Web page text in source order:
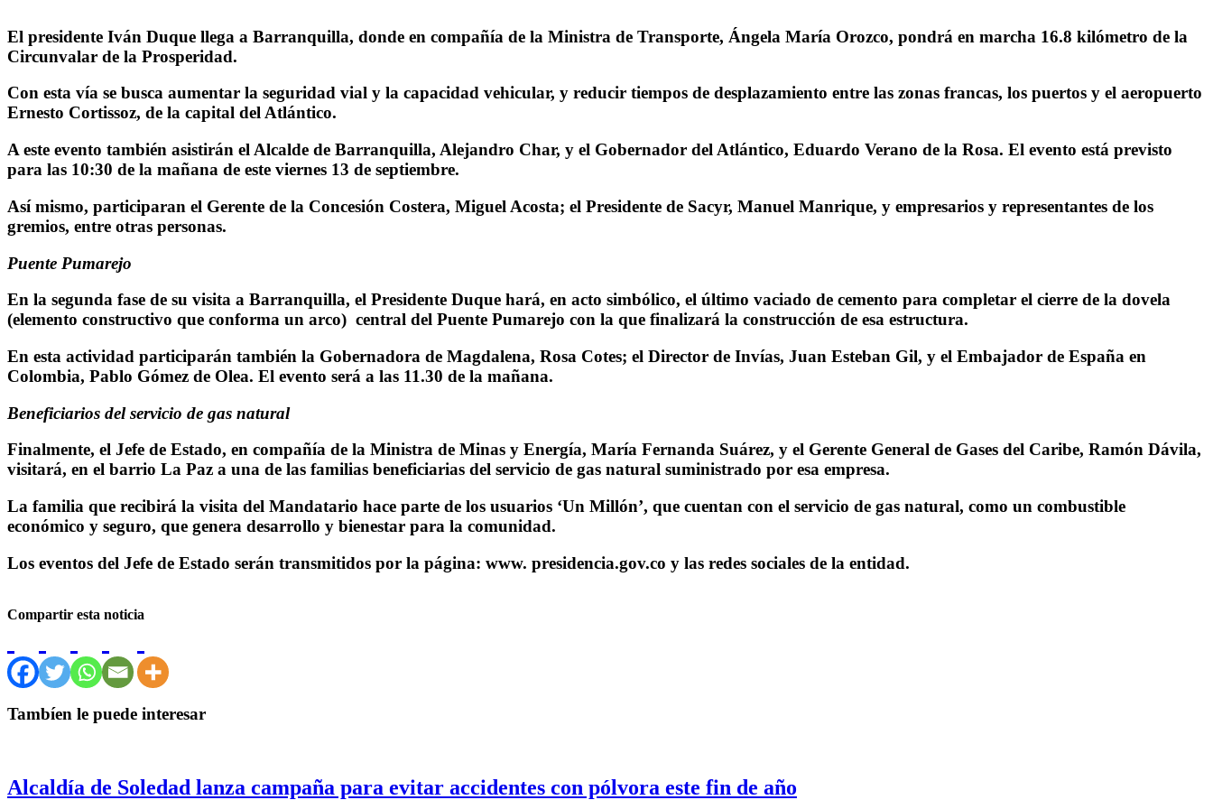
El presidente Iván Duque llega a Barranquilla, donde en compañía de la Ministra de Transporte, Ángela María Orozco, pondrá en marcha 16.8 kilómetro de la
Circunvalar de la Prosperidad.
Con esta vía se busca aumentar la seguridad vial y la capacidad vehicular, y reducir tiempos de desplazamiento entre las zonas francas, los puertos y el aeropuerto
Ernesto Cortissoz, de la capital del Atlántico.
A este evento también asistirán el Alcalde de Barranquilla, Alejandro Char, y el Gobernador del Atlántico, Eduardo Verano de la Rosa. El evento está previsto
para las 10:30 de la mañana de este viernes 13 de septiembre.
Así mismo, participaran el Gerente de la Concesión Costera, Miguel Acosta; el Presidente de Sacyr, Manuel Manrique, y empresarios y representantes de los
gremios, entre otras personas.
Puente Pumarejo
En la segunda fase de su visita a Barranquilla, el Presidente Duque hará, en acto simbólico, el último vaciado de cemento para completar el cierre de la dovela
(elemento constructivo que conforma un arco) central del Puente Pumarejo con la que finalizará la construcción de esa estructura.
En esta actividad participarán también la Gobernadora de Magdalena, Rosa Cotes; el Director de Invías, Juan Esteban Gil, y el Embajador de España en
Colombia, Pablo Gómez de Olea. El evento será a las 11.30 de la mañana.
Beneficiarios del servicio de gas natural
Finalmente, el Jefe de Estado, en compañía de la Ministra de Minas y Energía, María Fernanda Suárez, y el Gerente General de Gases del Caribe, Ramón Dávila,
visitará, en el barrio La Paz a una de las familias beneficiarias del servicio de gas natural suministrado por esa empresa.
La familia que recibirá la visita del Mandatario hace parte de los usuarios ‘Un Millón’, que cuentan con el servicio de gas natural, como un combustible
económico y seguro, que genera desarrollo y bienestar para la comunidad.
Los eventos del Jefe de Estado serán transmitidos por la página: www. presidencia.gov.co y las redes sociales de la entidad.
Compartir esta noticia
Tambíen le puede interesar
Alcaldía de Soledad lanza campaña para evitar accidentes con pólvora este fin de año